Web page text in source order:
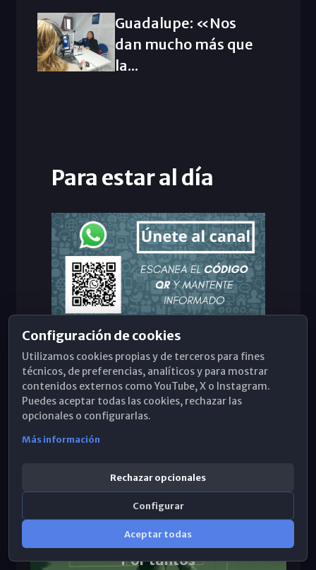
Guadalupe: «Nos
dan mucho más que
la...
Para estar al día
Cáritas con Venezuela
Conferencia Episcopal Española
Por tantos
Configuración de cookies
Utilizamos cookies propias y de terceros para fines
técnicos, de preferencias, analíticos y para mostrar
contenidos externos como YouTube, X o Instagram.
Puedes aceptar todas las cookies, rechazar las
opcionales o configurarlas.
Más información
Rechazar opcionales
Configurar
Aceptar todas